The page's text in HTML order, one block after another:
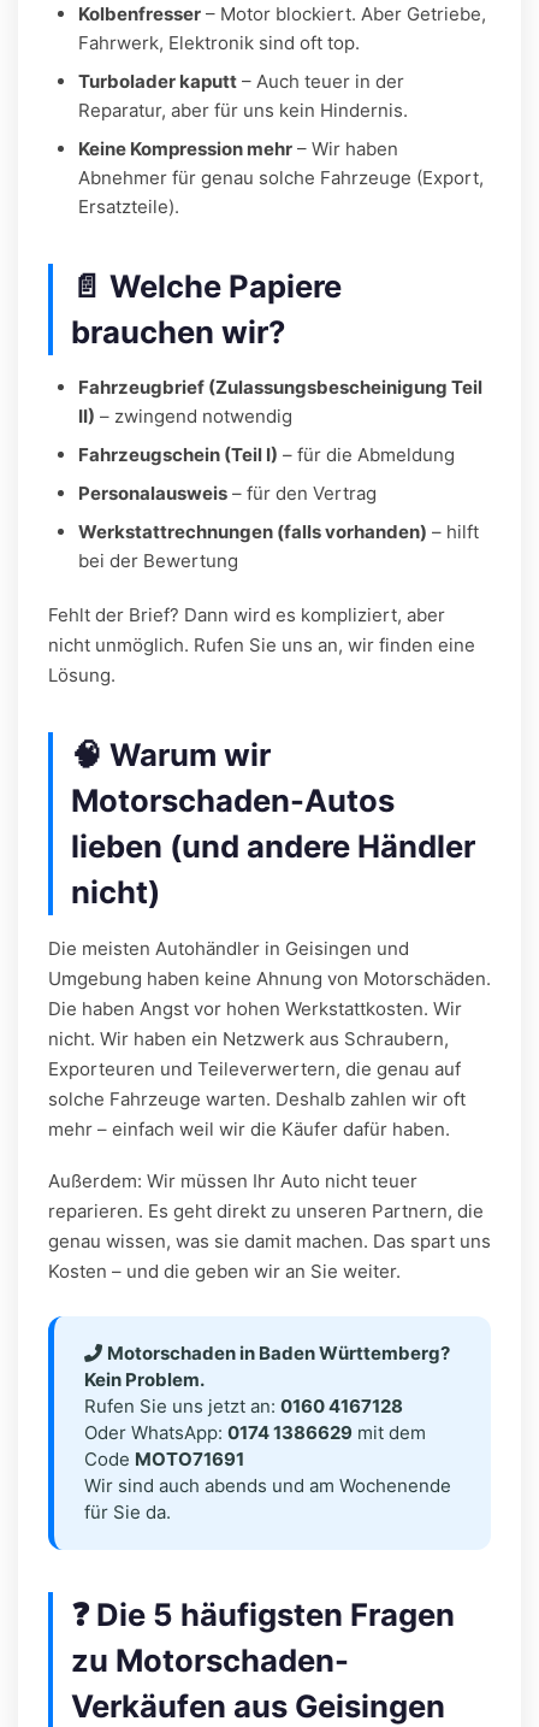
Kolbenfresser – Motor blockiert. Aber Getriebe,
Fahrwerk, Elektronik sind oft top.
Turbolader kaputt – Auch teuer in der
Reparatur, aber für uns kein Hindernis.
Keine Kompression mehr – Wir haben
Abnehmer für genau solche Fahrzeuge (Export,
Ersatzteile).
📄 Welche Papiere
brauchen wir?
Fahrzeugbrief (Zulassungsbescheinigung Teil
II) – zwingend notwendig
Fahrzeugschein (Teil I) – für die Abmeldung
Personalausweis – für den Vertrag
Werkstattrechnungen (falls vorhanden) – hilft
bei der Bewertung
Fehlt der Brief? Dann wird es kompliziert, aber
nicht unmöglich. Rufen Sie uns an, wir finden eine
Lösung.
🧠 Warum wir
Motorschaden-Autos
lieben (und andere Händler
nicht)
Die meisten Autohändler in Geisingen und
Umgebung haben keine Ahnung von Motorschäden.
Die haben Angst vor hohen Werkstattkosten. Wir
nicht. Wir haben ein Netzwerk aus Schraubern,
Exporteuren und Teileverwertern, die genau auf
solche Fahrzeuge warten. Deshalb zahlen wir oft
mehr – einfach weil wir die Käufer dafür haben.
Außerdem: Wir müssen Ihr Auto nicht teuer
reparieren. Es geht direkt zu unseren Partnern, die
genau wissen, was sie damit machen. Das spart uns
Kosten – und die geben wir an Sie weiter.
Motorschaden in Baden Württemberg?
Kein Problem.
Rufen Sie uns jetzt an: 0160 4167128
Oder WhatsApp: 0174 1386629 mit dem
Code MOTO71691
Wir sind auch abends und am Wochenende
für Sie da.
❓ Die 5 häufigsten Fragen
zu Motorschaden-
Verkäufen aus Geisingen